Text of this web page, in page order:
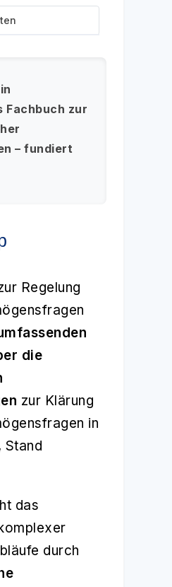
Fachbuch zur
– fundiert
Regelung
die
zur Klärung
in
Stand
das
durch